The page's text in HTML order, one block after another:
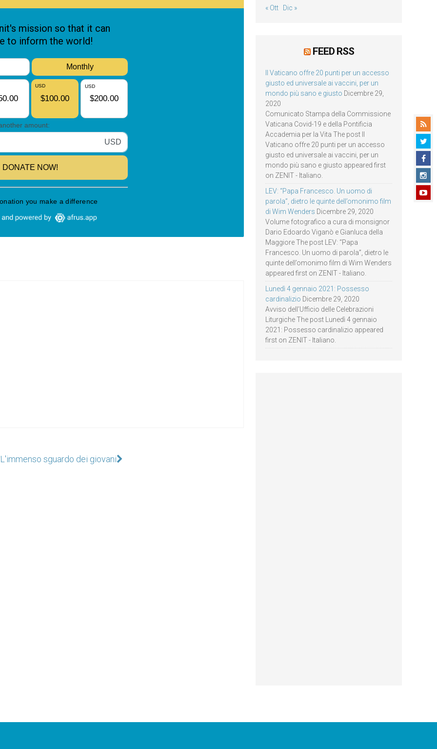
L'immenso sguardo dei giovani
« Ott Dic »
FEED RSS
Il Vaticano offre 20 punti per un accesso
giusto ed universale ai vaccini, per un
mondo più sano e giusto Dicembre 29,
2020
Comunicato Stampa della Commissione
Vaticana Covid-19 e della Pontificia
Accademia per la Vita The post Il
Vaticano offre 20 punti per un accesso
giusto ed universale ai vaccini, per un
mondo più sano e giusto appeared first
on ZENIT - Italiano.
LEV: “Papa Francesco. Un uomo di
parola”, dietro le quinte dell’omonimo film
di Wim Wenders Dicembre 29, 2020
Volume fotografico a cura di monsignor
Dario Edoardo Viganò e Gianluca della
Maggiore The post LEV: “Papa
Francesco. Un uomo di parola”, dietro le
quinte dell’omonimo film di Wim Wenders
appeared first on ZENIT - Italiano.
Lunedì 4 gennaio 2021: Possesso
cardinalizio Dicembre 29, 2020
Avviso dell’Ufficio delle Celebrazioni
Liturgiche The post Lunedì 4 gennaio
2021: Possesso cardinalizio appeared
first on ZENIT - Italiano.